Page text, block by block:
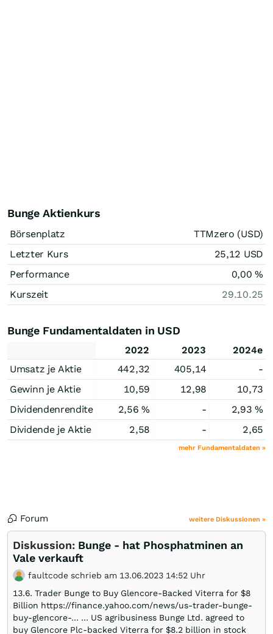
Bunge Aktienkurs
Börsenplatz
TTMzero (USD)
Letzter Kurs
25,12 USD
Performance
0,00%
Kurszeit
29.10.25
Bunge Fundamentaldaten in USD
2022 2023
2024e
Umsatz je Aktie
442,32 405,14
-
Gewinn je Aktie
10,59 12,98
10,73
Dividendenrendite
2,56 % -
2,93 %
Dividende je Aktie
2,58 - 2,65
mehr Fundamentaldaten »
Forum weitere Diskussionen »
Diskussion: Bunge - hat Phosphatminen an
Vale verkauft
faultcode schrieb am 13.06.2023 14:52 Uhr
13.6. Trader Bunge to Buy Glencore-Backed Viterra for $8
Billion https://finance.yahoo.com/news/us-trader-bunge-
buy-glencore-… ... US agribusiness Bunge Ltd. agreed to
buy Glencore Plc-backed Viterra for $8.2 billion in stock